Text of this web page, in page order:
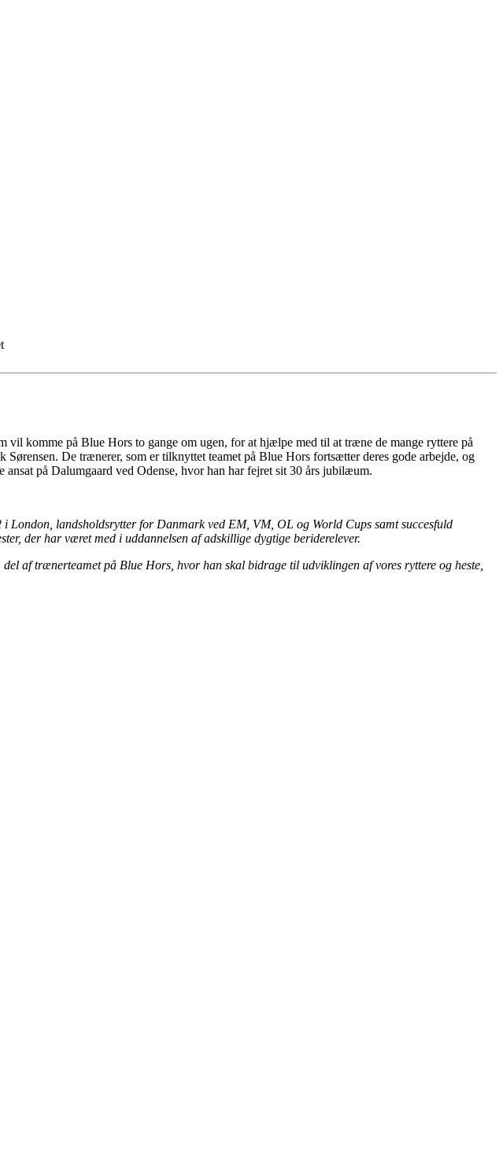
vil komme på Blue Hors to gange om ugen, for at hjælpe med til at træne de mange ryttere på
De trænerer, som er tilknyttet teamet på Blue Hors fortsætter deres gode arbejde, og
på Dalumgaard ved Odense, hvor han har fejret sit 30 års jubilæum.
landsholdsrytter for Danmark ved EM, VM, OL og World Cups samt succesfuld
der har været med i uddannelsen af adskillige dygtige beriderelever.
af trænerteamet på Blue Hors, hvor han skal bidrage til udviklingen af vores ryttere og heste,